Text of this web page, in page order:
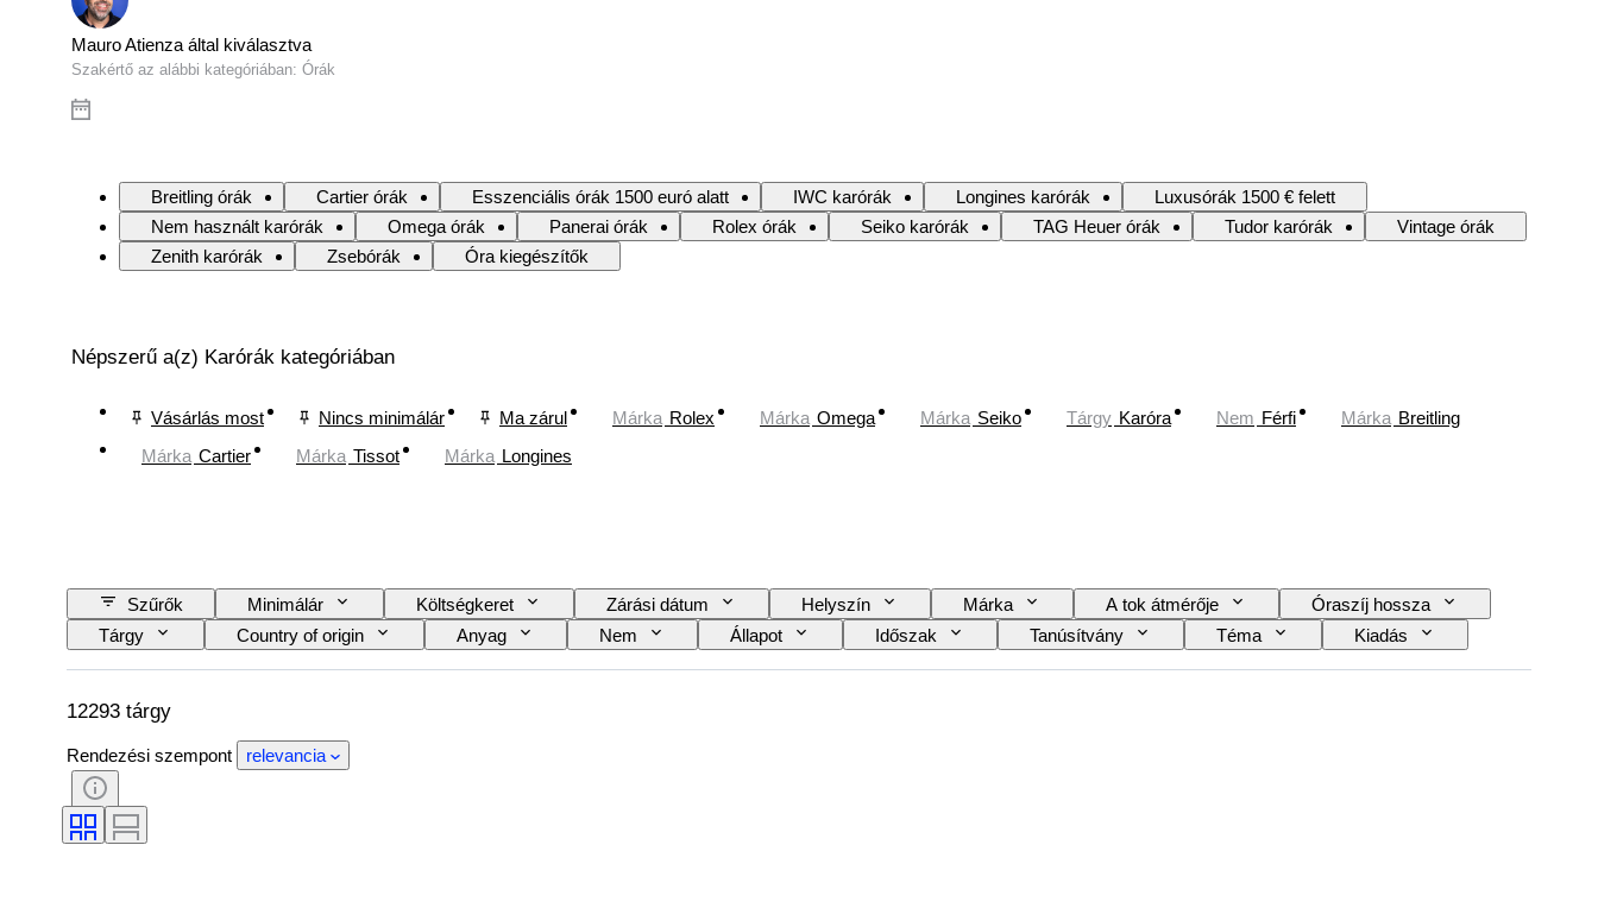
Mauro Atienza által kiválasztva
Szakértő az alábbi kategóriában: Órák
Breitling órák Cartier órák Esszenciális órák 1500 euró alatt IWC karórák Longines karórák
Luxusórák 1500 € felett
Nem használt karórák
Omega órák Panerai órák Rolex órák Seiko karórák TAG Heuer órák Tudor karórák
Vintage órák
Zenith karórák
Zsebórák Óra kiegészítők
Népszerű a(z) Karórák kategóriában
Vásárlás most Nincs minimálár Ma zárul Márka Rolex Márka Omega Márka Seiko Tárgy Karóra Nem Férfi Márka Breitling
Márka Cartier Márka Tissot Márka Longines
Szűrők Minimálár Költségkeret Zárási dátum Helyszín Márka A tok átmérője
Óraszíj hossza
Tárgy
Country of origin Anyag Nem Állapot Időszak Tanúsítvány Téma
Kiadás
Nyelv
Szín Óraszerkezet Óraszíj anyaga Korszak Power Reserve Striking
Original/ Replica
12293 tárgy
Rendezési szempont relevancia